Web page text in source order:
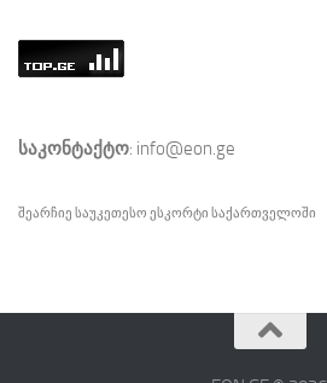
საკონტაქტო: info@eon.ge
შეარჩიე საუკეთესო ესკორტი საქართველოში